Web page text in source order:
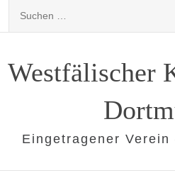
Westfälischer
Eingetragener Verein